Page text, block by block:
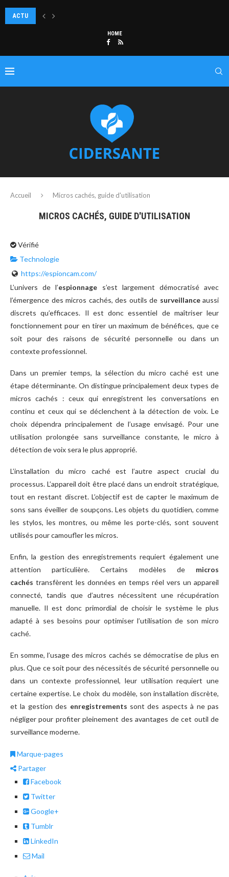
ACTU
COMMENT SUBLIMER DES YEUX BLEUS AVEC LES FARDS ADAPTÉS ?
HOME
Accueil Micros cachés, guide d'utilisation
MICROS CACHÉS, GUIDE D'UTILISATION
Vérifié
Technologie
https://espioncam.com/
L’univers de l’espionnage s’est largement démocratisé avec
l’émergence des micros cachés, des outils de surveillanceaussi
discrets qu’efficaces. Il est donc essentiel de maîtriser leur
fonctionnement pour en tirer un maximum de bénéfices, que ce
soit pour des raisons de sécurité personnelle ou dans un
contexte professionnel.
Dans un premier temps, la sélection du micro caché est une
étape déterminante. On distingue principalement deux types de
micros cachés : ceux qui enregistrent les conversations en
continu et ceux qui se déclenchent à la détection de voix. Le
choix dépendra principalement de l’usage envisagé. Pour une
utilisation prolongée sans surveillance constante, le micro à
détection de voix sera le plus approprié.
L’installation du micro caché est l’autre aspect crucial du
processus. L’appareil doit être placé dans un endroit stratégique,
tout en restant discret. L’objectif est de capter le maximum de
sons sans éveiller de soupçons. Les objets du quotidien, comme
les stylos, les montres, ou même les porte-clés, sont souvent
utilisés pour camoufler les micros.
Enfin, la gestion des enregistrements requiert également une
attention particulière. Certains modèles de micros
cachés transfèrent les données en temps réel vers un appareil
connecté, tandis que d’autres nécessitent une récupération
manuelle. Il est donc primordial de choisir le système le plus
adapté à ses besoins pour optimiser l’utilisation de son micro
caché.
En somme, l’usage des micros cachés se démocratise de plus en
plus. Que ce soit pour des nécessités de sécurité personnelle ou
dans un contexte professionnel, leur utilisation requiert une
certaine expertise. Le choix du modèle, son installation discrète,
et la gestion des enregistrements sont des aspects à ne pas
négliger pour profiter pleinement des avantages de cet outil de
surveillance moderne.
Marque-pages
Partager
Facebook
Twitter
Google+
Tumblr
LinkedIn
Mail